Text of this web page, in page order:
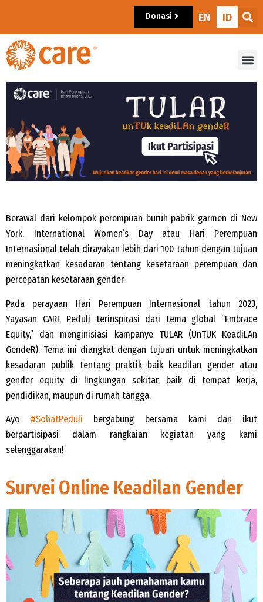
Donasi EN ID
Berawal dari kelompok perempuan buruh pabrik garmen di New
York, International Women’s Day atau Hari Perempuan
Internasional telah dirayakan lebih dari 100 tahun dengan tujuan
meningkatkan kesadaran tentang kesetaraan perempuan dan
percepatan kesetaraan gender.
Pada perayaan Hari Perempuan Internasional tahun 2023,
Yayasan CARE Peduli terinspirasi dari tema global “Embrace
Equity,” dan menginisiasi kampanye TULAR (UnTUK KeadiLAn
GendeR). Tema ini diangkat dengan tujuan untuk meningkatkan
kesadaran publik tentang praktik baik keadilan gender atau
gender equity di lingkungan sekitar, baik di tempat kerja,
pendidikan, maupun di rumah tangga.
Ayo #SobatPeduli bergabung bersama kami dan ikut
berpartisipasi dalam rangkaian kegiatan yang kami
selenggarakan!
Survei Online Keadilan Gender